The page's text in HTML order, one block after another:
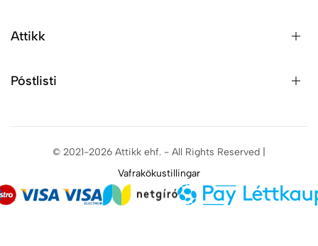
Attikk
Póstlisti
© 2021-2026 Attikk ehf. - All Rights Reserved |
Vafrakökustillingar